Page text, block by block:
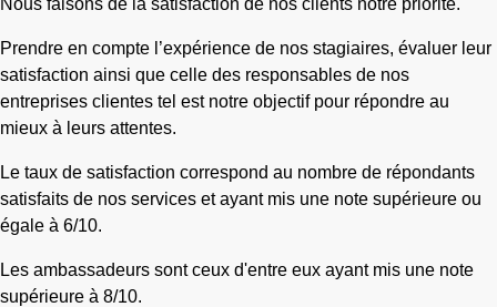
Prendre en compte l’expérience de nos stagiaires, évaluer leur
satisfaction ainsi que celle des responsables de nos
entreprises clientes tel est notre objectif pour répondre au
mieux à leurs attentes.
Le taux de satisfaction correspond au nombre de répondants
satisfaits de nos services et ayant mis une note supérieure ou
égale à 6/10.
Les ambassadeurs sont ceux d'entre eux ayant mis une note
supérieure à 8/10.